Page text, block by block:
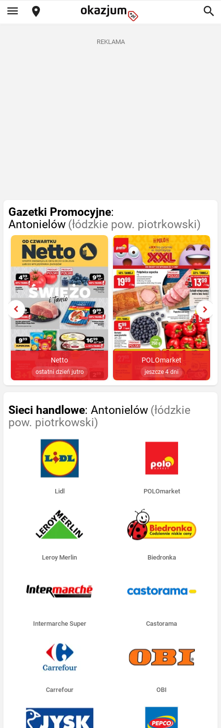
REKLAMA
Gazetki Promocyjne:
Antonielów (łódzkie pow. piotrkowski)
Netto
ostatni dzień jutro
POLOmarket
jeszcze 4 dni
Sieci handlowe: Antonielów (łódzkie
pow. piotrkowski)
Lidl POLOmarket
Leroy Merlin Biedronka
Intermarche Super Castorama
Carrefour OBI